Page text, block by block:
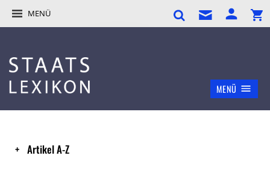
MENÜ
MENÜ
Artikel A-Z